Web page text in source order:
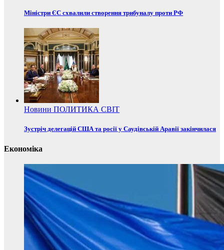
Міністри ЄС схвалили створення трибуналу проти РФ
Новини ПОЛИТИКА СВІТ
Зустріч делегацій США та росії у Саудівській Аравії закінчилася
Економіка